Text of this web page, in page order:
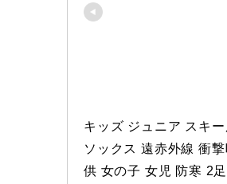
キッズ ジュニア スキー
ソックス 遠赤外線 衝
供 女の子 女児 防寒 2